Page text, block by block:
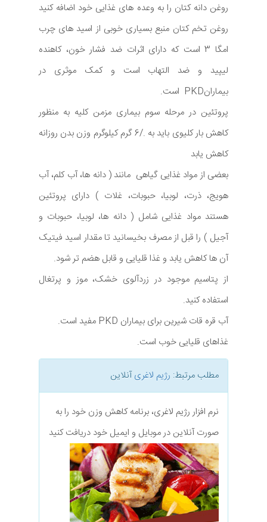
روغن دانه کتان را به وعده های غذایی خود اضافه کنید
روغن تخم کتان منبع بسیاری خوبی از اسید های چرب
امگا 3 است که دارای اثرات ضد فشار خون، کاهنده
لیپید و ضد التهاب است و کمک موثری در
بیمارانPKD است.
پروتئین در مرحله سوم بیماری مزمن کلیه به منظور
کاهش بار کلیوی باید به ./6 گرم کیلوگرم وزن بدن روزانه
کاهش یابد
بعضی از مواد غذایی گیاهی مانند ( دانه ها، آب کلم، آب
هویج، ذرت، لوبیا، حبوبات، غلات ) دارای پروتئین
هستند مواد غذایی شامل ( دانه ها، لوبیا، حبوبات و
آجیل ) را قبل از مصرف بخیسانید تا مقدار اسید فیتیک
آن ها کاهش یابد و غذا قلیایی و قابل هضم تر شود.
از پتاسیم موجود در زردآلوی خشک، موز و پرتغال
استفاده کنید.
آب قره قات شیرین برای بیماران PKD مفید است.
غذاهای قلیایی خوب است.
مطلب مرتبط: رژیم لاغریآنلاین
نرم افزار رژیم لاغری، برنامه کاهش وزن خود را به
صورت آنلاین در موبایل و ایمیل خود دریافت کنید